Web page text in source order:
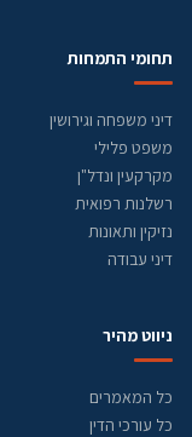
תחומי התמחות
דיני משפחה וגירושין
משפט פלילי
מקרקעין ונדל"ן
רשלנות רפואית
נזיקין ותאונות
דיני עבודה
ניווט מהיר
כל המאמרים
כל עורכי הדין